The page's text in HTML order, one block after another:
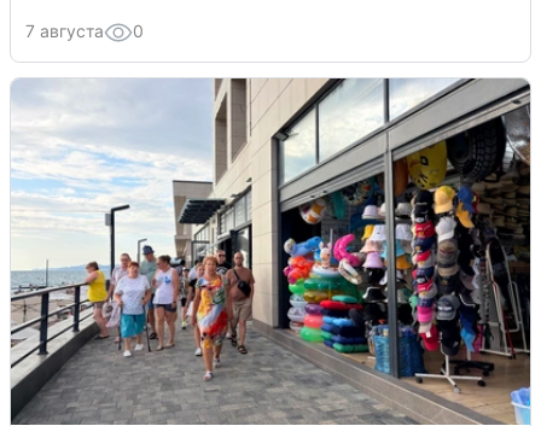
7 августа 0